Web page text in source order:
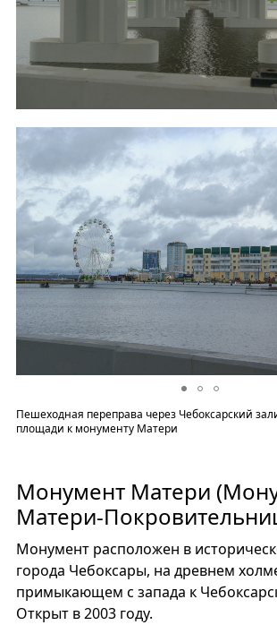
Пешеходная переправа через Чебоксарский
площади к монументу Матери
Монумент Матери
Матери-
Монумент расположен в
города Чебоксары, на древнем
примыкающем с запада к
Открыт в 2003 году.